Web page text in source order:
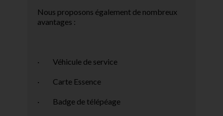
Nous proposons également de nombreux
avantages :
· Véhicule de service
· Carte Essence
· Badge de télépéage